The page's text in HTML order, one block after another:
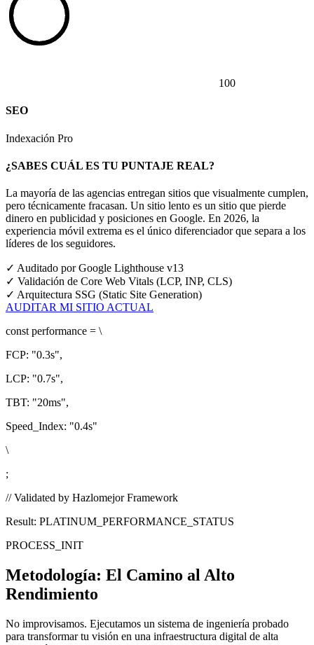
100
SEO
Indexación Pro
¿SABES CUÁL ES TU PUNTAJE REAL?
La mayoría de las agencias entregan sitios que visualmente cumplen,
pero técnicamente fracasan. Un sitio lento es un sitio que pierde
dinero en publicidad y posiciones en Google. En 2026, la
experiencia móvil extrema es el único diferenciador que separa a los
líderes de los seguidores.
✓ Auditado por Google Lighthouse v13
✓ Validación de Core Web Vitals (LCP, INP, CLS)
✓ Arquitectura SSG (Static Site Generation)
AUDITAR MI SITIO ACTUAL
const performance = \
FCP: "0.3s",
LCP: "0.7s",
TBT: "20ms",
Speed_Index: "0.4s"
\
;
// Validated by Hazlomejor Framework
Result: PLATINUM_PERFORMANCE_STATUS
PROCESS_INIT
Metodología: El Camino al Alto
Rendimiento
No improvisamos. Ejecutamos un sistema de ingeniería probado
para transformar tu visión en una infraestructura digital de alta